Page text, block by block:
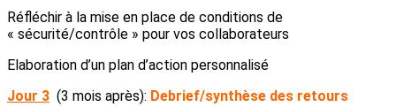
Réfléchir à la mise en place de conditions de
« sécurité/contrôle » pour vos collaborateurs
Elaboration d’un plan d’action personnalisé
Jour 3 (3 mois après): Debrief/synthèse des retours